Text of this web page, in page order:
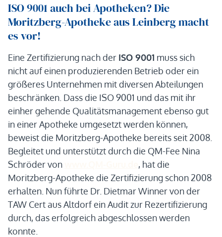
ISO 9001 auch bei Apotheken? Die
Moritzberg-Apotheke aus Leinberg macht
es vor!
Eine Zertifizierung nach der ISO 9001 muss sich
nicht auf einen produzierenden Betrieb oder ein
größeres Unternehmen mit diversen Abteilungen
beschränken. Dass die ISO 9001 und das mit ihr
einher gehende Qualitätsmanagement ebenso gut
in einer Apotheke umgesetzt werden können,
beweist die Moritzberg-Apotheke bereits seit 2008.
Begleitet und unterstützt durch die QM-Fee Nina
Schröder von
, hat die
Moritzberg-Apotheke die Zertifizierung schon 2008
erhalten. Nun führte Dr. Dietmar Winner von der
TAW Cert aus Altdorf ein Audit zur Rezertifizierung
durch, das erfolgreich abgeschlossen werden
konnte.